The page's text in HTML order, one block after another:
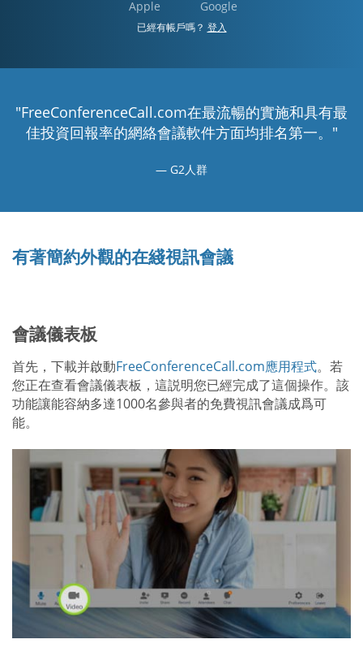
Apple Google
已經有帳戶嗎？ 登入
"FreeConferenceCall.com在最流暢的實施和具有最
佳投資回報率的網絡會議軟件方面均排名第一。"
G2人群
有著簡約外觀的在綫視訊會議
會議儀表板
首先，下載并啟動FreeConferenceCall.com應用程式。若
您正在查看會議儀表板，這説明您已經完成了這個操作。該
功能讓能容納多達1000名參與者的免費視訊會議成爲可
能。